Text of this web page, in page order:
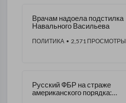
Врачам надоела подстилка
Навального Васильева
ПОЛИТИКА • 2,571 ПРОСМОТРЫ
Русский ФБР на страже
американского порядка: